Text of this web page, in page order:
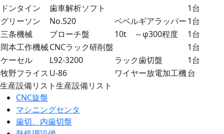
ドンタイン
歯車解析ソフト
1台
グリーソン
No.520 ベベルギアラッパー1台
三条機械
ブローチ盤 10t ～φ300程度
1台
岡本工作機械CNCラック研削盤
1台
ケーセル
L92-3200 ラック歯切盤
1台
牧野フライス U-86 ワイヤー放電加工機台
生産設備リスト生産設備リスト
CNC旋盤
マシニングセンタ
歯切、内歯切盤